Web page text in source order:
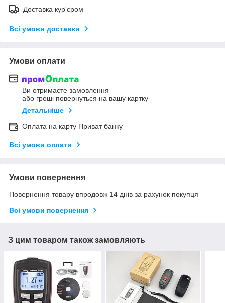
Доставка кур'єром
Всі умови доставки
Умови оплати
Ви отримаєте замовлення
або гроші повернуться на вашу картку
Детальніше
Оплата на карту Приват банку
Всі умови оплати
Умови повернення
Повернення товару впродовж 14 днів за рахунок покупця
Всі умови повернення
З цим товаром також замовляють